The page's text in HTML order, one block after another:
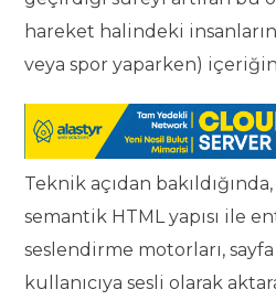
hareket halindeki
veya spor yaparken)
Teknik açıdan
semantik HTML yapısı ile
seslendirme motorları,
kullanıcıya sesli olarak